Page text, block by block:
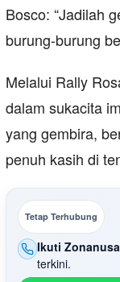
Bosco: “Jadilah
burung-burung
Melalui Rally
dalam sukacita
yang gembira,
penuh kasih di
Tetap Terhubung
Ikuti
terkini.